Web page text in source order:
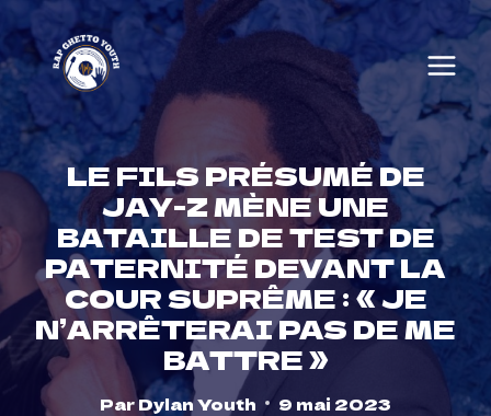
content
LE FILS PRÉSUMÉ DE
JAY-Z MÈNE UNE
BATAILLE DE TEST DE
PATERNITÉ DEVANT LA
COUR SUPRÊME : « JE
N’ARRÊTERAI PAS DE ME
BATTRE »
ParDylan Youth 9 mai 2023